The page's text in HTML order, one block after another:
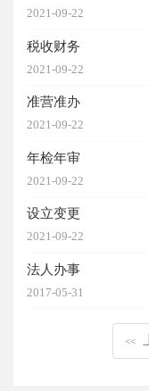
2021-09-22
税收财务
2021-09-22
准营准办
2021-09-22
年检年审
2021-09-22
设立变更
2021-09-22
法人办事
2017-05-31
<<